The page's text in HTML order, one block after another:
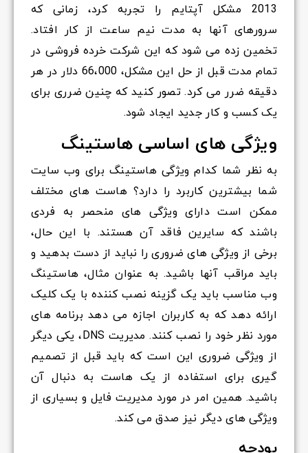
2013 مشکل آپتایم را تجربه کرد، زمانی که
سرورهای آنها به مدت نیم ساعت از کار افتاد.
تخمین زده می شود که این شرکت خرده فروشی در
تمام مدت قبل از حل این مشکل، 66،000 دلار در هر
دقیقه ضرر می کرد. تصور کنید که چنین ضرری برای
یک کسب و کار جدید ایجاد شود.
ویژگی های اساسی هاستینگ
به نظر شما کدام ویژگی هاستینگ برای وب سایت
شما بیشترین کاربرد را دارد؟ هاست های مختلف
ممکن است دارای ویژگی های منحصر به فردی
باشند که سایرین فاقد آن هستند. با این حال،
برخی از ویژگی های ضروری را نباید از دست بدهید و
باید مراقب آنها باشید. به عنوان مثال، هاستینگ
وب مناسب باید یک گزینه نصب کننده با یک کلیک
ارائه دهد که به کاربران اجازه می دهد برنامه های
مورد نظر خود را نصب کنند. مدیریت DNS، یکی دیگر
از ویژگی ضروری این است که باید قبل از تصمیم
گیری برای استفاده از یک هاست به دنبال آن
باشید. همین امر در مورد مدیریت فایل و بسیاری از
ویژگی های دیگر نیز صدق می کند.
بودجه